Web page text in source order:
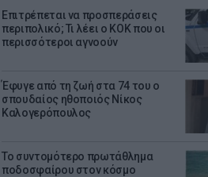
Επιτρέπεται να προσπεράσεις
περιπολικό; Τι λέει ο ΚΟΚ που οι
περισσότεροι αγνοούν
Έφυγε από τη ζωή στα 74 του ο
σπουδαίος ηθοποιός Νίκος
Καλογερόπουλος
Το συντομότερο πρωτάθλημα
ποδοσφαίρου στον κόσμο